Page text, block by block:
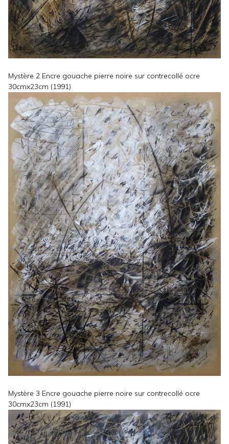
Mystère 2 Encre gouache pierre noire sur contrecollé ocre
30cmx23cm (1991)
Mystère 3 Encre gouache pierre noire sur contrecollé ocre
30cmx23cm (1991)